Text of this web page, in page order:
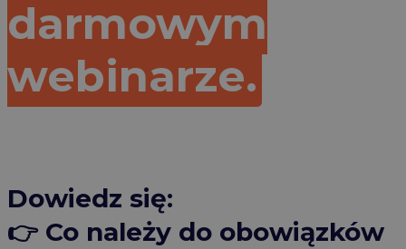
darmowym
webinarze.
Dowiedz się:
👉 Co należy do obowiązków